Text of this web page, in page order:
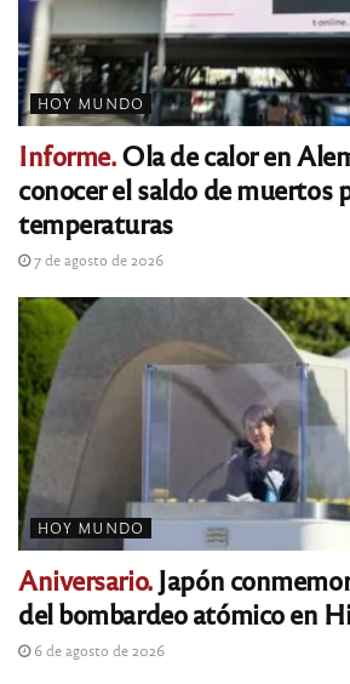
HOY MUNDO
Informe.Ola de calor en
conocer el saldo de muertos
temperaturas
7 de agosto de 2026
HOY MUNDO
Aniversario.Japón
del bombardeo atómico en
6 de agosto de 2026